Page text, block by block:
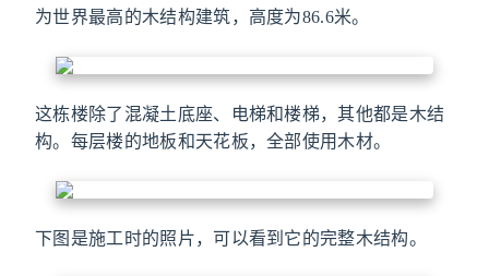
为世界最高的木结构建筑，高度为86.6米。
这栋楼除了混凝土底座、电梯和楼梯，其他都是木结
构。每层楼的地板和天花板，全部使用木材。
下图是施工时的照片，可以看到它的完整木结构。